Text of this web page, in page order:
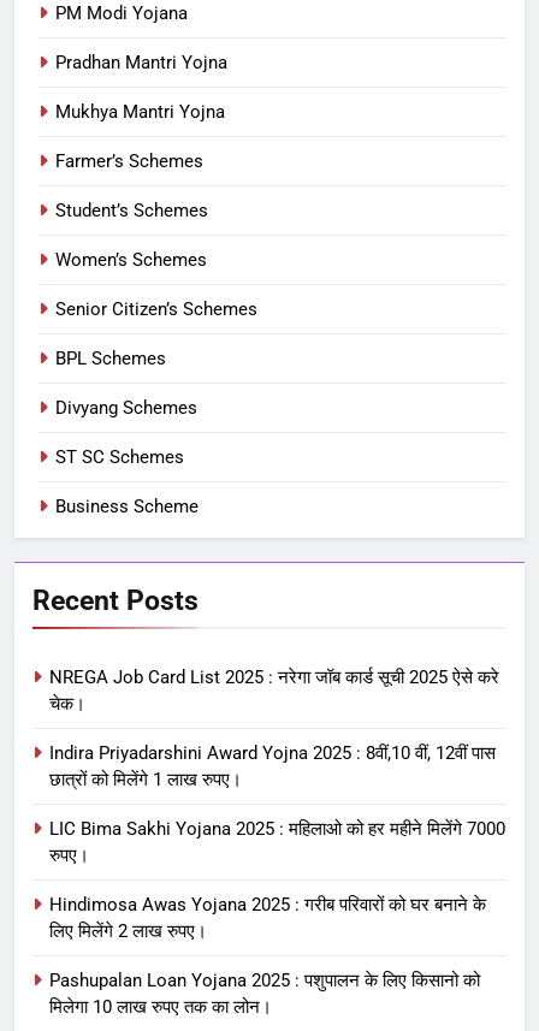
PM Modi Yojana
Pradhan Mantri Yojna
Mukhya Mantri Yojna
Farmer’s Schemes
Student’s Schemes
Women’s Schemes
Senior Citizen’s Schemes
BPL Schemes
Divyang Schemes
ST SC Schemes
Business Scheme
Recent Posts
NREGA Job Card List 2025 : नरेगा जॉब कार्ड सूची 2025 ऐसे करे
चेक।
Indira Priyadarshini Award Yojna 2025 : 8वीं,10 वीं, 12वीं पास
छात्रों को मिलेंगे 1 लाख रुपए।
LIC Bima Sakhi Yojana 2025 : महिलाओ को हर महीने मिलेंगे 7000
रुपए।
Hindimosa Awas Yojana 2025 : गरीब परिवारों को घर बनाने के
लिए मिलेंगे 2 लाख रुपए।
Pashupalan Loan Yojana 2025 : पशुपालन के लिए किसानो को
मिलेगा 10 लाख रुपए तक का लोन।